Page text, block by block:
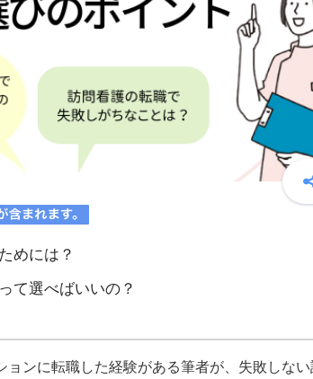
めには？
て選べばいいの？
ョンに転職した経験がある筆者が、失敗しな